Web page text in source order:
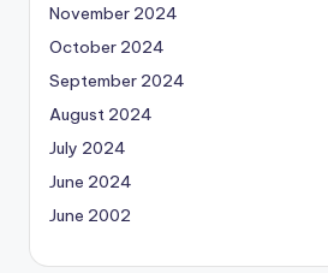
November 2024
October 2024
September 2024
August 2024
July 2024
June 2024
June 2002